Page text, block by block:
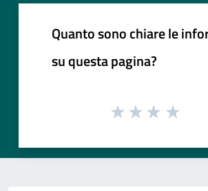
Quanto sono chiare le
su questa pagina?